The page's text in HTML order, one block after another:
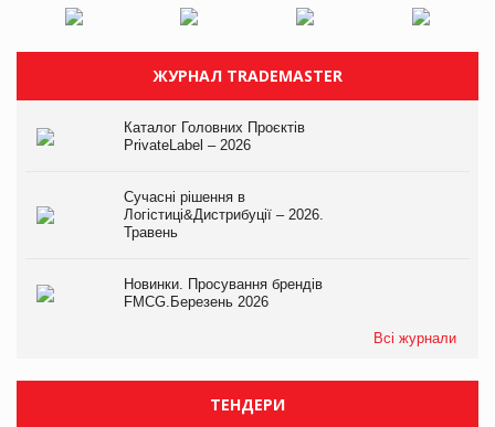
ЖУРНАЛ TRADEMASTER
Каталог Головних Проєктів
PrivateLabel – 2026
Сучасні рішення в
Логістиці&Дистрибуції – 2026.
Травень
Новинки. Просування брендів
FMCG.Березень 2026
Всі журнали
ТЕНДЕРИ